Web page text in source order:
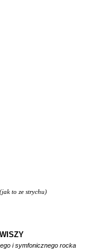
to ze strychu)
i symfonicznego rocka